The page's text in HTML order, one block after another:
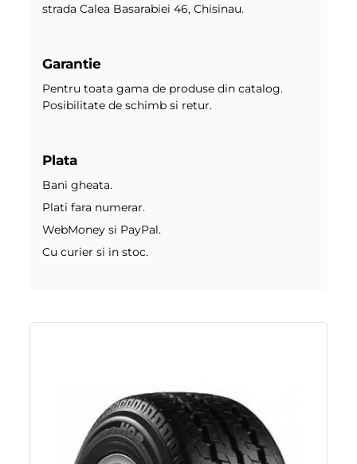
strada Calea Basarabiei 46, Chisinau.
Garantie
Pentru toata gama de produse din catalog.
Posibilitate de schimb si retur.
Plata
Bani gheata.
Plati fara numerar.
WebMoney si PayPal.
Cu curier si in stoc.